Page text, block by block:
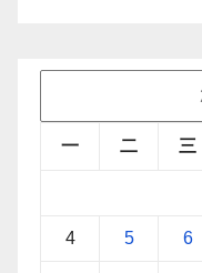
一 二 三
4 5 6